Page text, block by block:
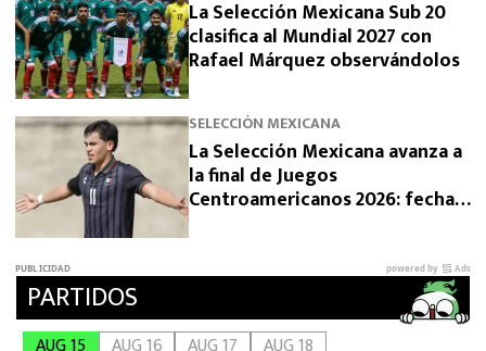
La Selección Mexicana Sub 20
clasifica al Mundial 2027 con
Rafael Márquez observándolos
SELECCIÓN MEXICANA
La Selección Mexicana avanza a
la final de Juegos
Centroamericanos 2026: fecha,